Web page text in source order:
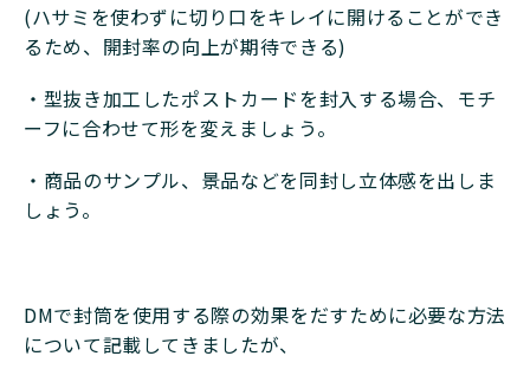
(ハサミを使わずに切り口をキレイに開けることができ
るため、開封率の向上が期待できる)
・型抜き加工したポストカードを封入する場合、モチ
ーフに合わせて形を変えましょう。
・商品のサンプル、景品などを同封し立体感を出しま
しょう。
DMで封筒を使用する際の効果をだすために必要な方法
について記載してきましたが、